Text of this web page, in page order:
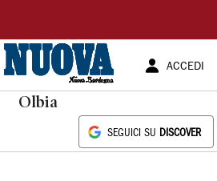
ACCEDI
Olbia
SEGUICI SU DISCOVER